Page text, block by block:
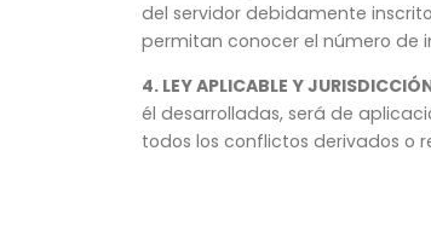
del servidor debidamente
permitan conocer el número de
4. LEY APLICABLE Y
él desarrolladas, será de
todos los conflictos derivados o